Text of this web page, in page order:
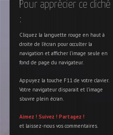
Pour apprécier ce cliché
:
Cliquez la languette rouge en haut à
droite de l'écran pour occulter la
navigation et afficher l'image seule en
fond de page du navigateur.
Appuyez la touche F11 de votre clavier.
Votre navigateur disparait et l'image
s'ouvre plein écran.
Aimez ! Suivez ! Partagez !
et laissez-nous vos commentaires.